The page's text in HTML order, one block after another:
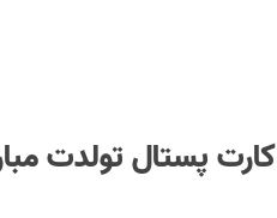
کارت پستال تولدت